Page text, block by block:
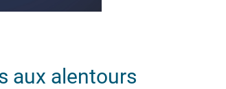
aux alentours